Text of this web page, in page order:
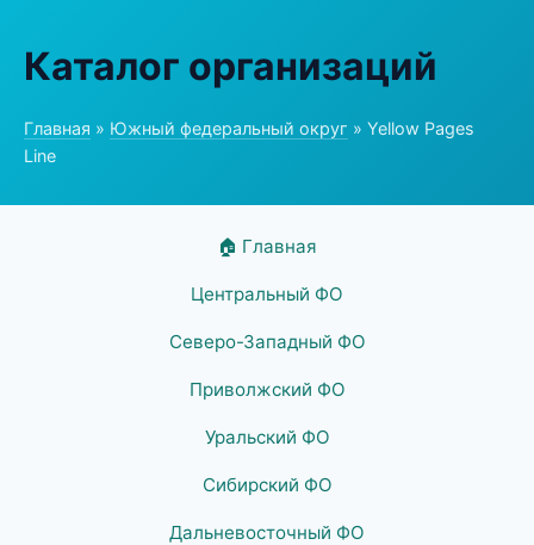
Каталог организаций
Главная » Южный федеральный округ » Yellow Pages
Line
🏠 Главная
Центральный ФО
Северо-Западный ФО
Приволжский ФО
Уральский ФО
Сибирский ФО
Дальневосточный ФО